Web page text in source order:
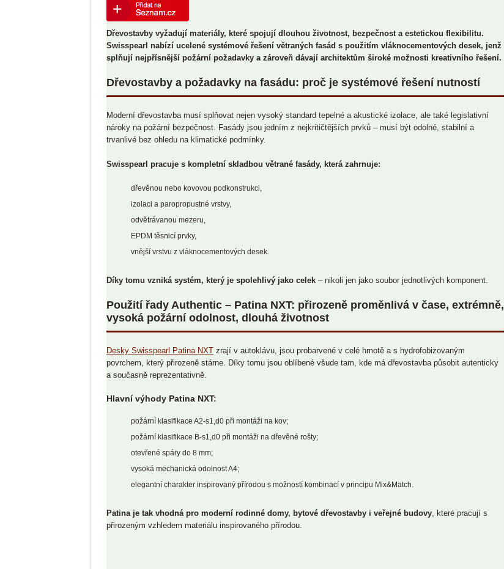
Radíme
Ostatní
ČASTÉ DOTAZY
V PRODEJI OD 4. LISTOPAD
Dřevostavby vyžadují materiály, které spojují dlouhou životnost, bezpečnost a estetickou flexibilitu.
Swisspearl nabízí ucelené systémové řešení větraných fasád s použitím vláknocementových desek, jenž
splňují nejpřísnější požární požadavky a zároveň dávají architektům široké možnosti kreativního řešení.
Dřevostavby a požadavky na fasádu: proč je systémové řešení nutností
Moderní dřevostavba musí splňovat nejen vysoký standard tepelné a akustické izolace, ale také legislativní
nároky na požární bezpečnost. Fasády jsou jedním z nejkritičtějších prvků – musí být odolné, stabilní a
trvanlivé bez ohledu na klimatické podmínky.
Swisspearl pracuje s kompletní skladbou větrané fasády, která zahrnuje:
dřevěnou nebo kovovou podkonstrukci,
izolaci a paropropustné vrstvy,
odvětrávanou mezeru,
EPDM těsnicí prvky,
vnější vrstvu z vláknocementových desek.
Díky tomu vzniká systém, který je spolehlivý jako celek – nikoli jen jako soubor jednotlivých komponent.
Použití řady Authentic – Patina NXT: přirozeně proměnlivá v čase, extrémně,
vysoká požární odolnost, dlouhá životnost
Desky Swisspearl Patina NXT zrají v autoklávu, jsou probarvené v celé hmotě a s hydrofobizovaným
povrchem, který přirozeně stárne. Díky tomu jsou oblíbené všude tam, kde má dřevostavba působit autenticky
a současně reprezentativně.
Hlavní výhody Patina NXT:
požární klasifikace A2-s1,d0 při montáži na kov;
požární klasifikace B-s1,d0 při montáži na dřevěné rošty;
otevřené spáry do 8 mm;
vysoká mechanická odolnost A4;
elegantní charakter inspirovaný přírodou s možností kombinací v principu Mix&Match.
Patina je tak vhodná pro moderní rodinné domy, bytové dřevostavby i veřejné budovy, které pracují s
přirozeným vzhledem materiálu inspirovaného přírodou.